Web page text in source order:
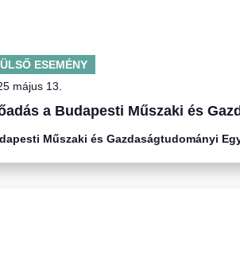
a Budapesti Műszaki és
május 13.
ESEMÉNY
Műszaki és Gazdaságtudományi